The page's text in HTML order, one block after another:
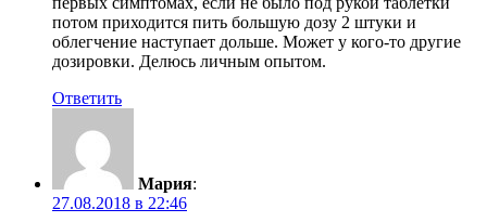
потом приходится пить большую дозу 2 штуки и
облегчение наступает дольше. Может у кого-то другие
дозировки. Делюсь личным опытом.
Ответить
Мария:
27.08.2018 в 22:46